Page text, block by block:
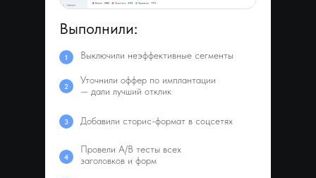
Выключили неэффективные сегменты
Уточнили оффер по имплантации
— дали лучший отклик
Добавили сторис-формат в соцсетях
Провели A/B тесты всех
заголовков и форм
Выполнили:
1
2
3
4